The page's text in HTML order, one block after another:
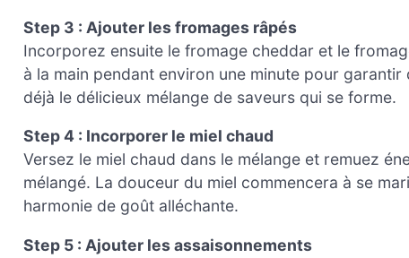
Step 3 : Ajouter les fromages râpés
Incorporez ensuite le fromage cheddar et le
à la main pendant environ une minute pour
déjà le délicieux mélange de saveurs qui se forme.
Step 4 : Incorporer le miel chaud
Versez le miel chaud dans le mélange et remuez
mélangé. La douceur du miel commencera à se
harmonie de goût alléchante.
Step 5 : Ajouter les assaisonnements